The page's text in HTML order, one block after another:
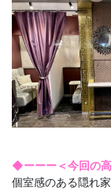
◆ーーー＜今回の
個室感のある隠れ